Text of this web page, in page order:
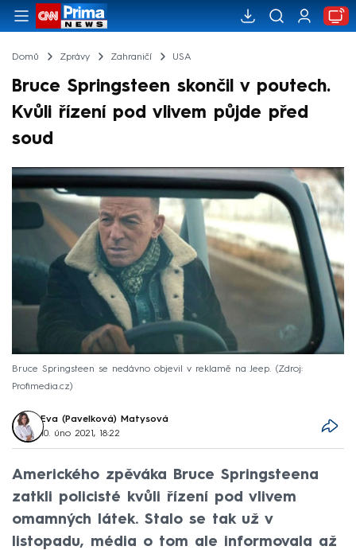
Domů Zprávy Zahraničí USA
Bruce Springsteen skončil v poutech.
Kvůli řízení pod vlivem půjde před
soud
Bruce Springsteen se nedávno objevil v reklamě na Jeep.
Zdroj:
Profimedia.cz
Eva (Pavelková) Matysová
10. úno 2021, 18:22
Amerického zpěváka Bruce Springsteena
zatkli policisté kvůli řízení pod vlivem
omamných látek. Stalo se tak už v
listopadu, média o tom ale informovala až